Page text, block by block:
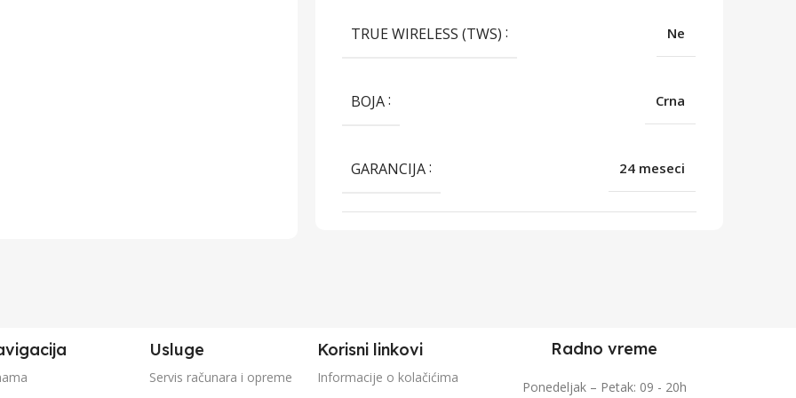
TRUE WIRELESS (TWS) Ne
BOJA Crna
GARANCIJA 24 meseci
Usluge
Servis računara i opreme
Korisni linkovi
Informacije o kolačićima
Radno vreme
Ponedeljak – Petak: 09 - 20h